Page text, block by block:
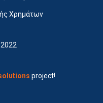
Χρημάτων
project!